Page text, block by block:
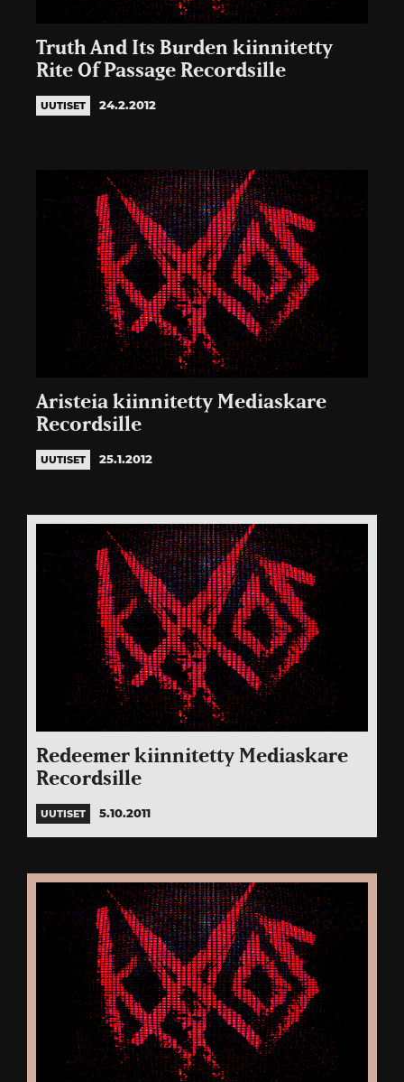
Truth And Its Burden kiinnitetty
Rite Of Passage Recordsille
UUTISET 24.2.2012
Aristeia kiinnitetty Mediaskare
Recordsille
UUTISET 25.1.2012
Redeemer kiinnitetty Mediaskare
Recordsille
UUTISET 5.10.2011